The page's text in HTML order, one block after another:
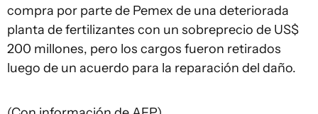
compra por parte de Pemex de una deteriorada
planta de fertilizantes con un sobreprecio de US$
200 millones, pero los cargos fueron retirados
luego de un acuerdo para la reparación del daño.